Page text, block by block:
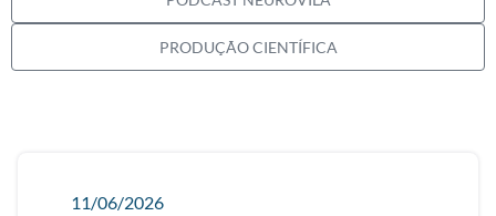
PRODUÇÃO CIENTÍFICA
11/06/2026